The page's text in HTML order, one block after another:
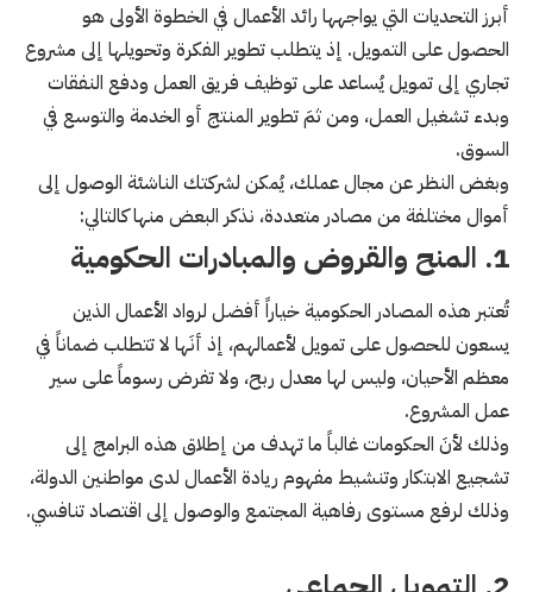
أبرز التحديات التي يواجهها رائد الأعمال في الخطوة الأولى هو
الحصول على التمويل. إذ يتطلب تطوير الفكرة وتحويلها إلى مشروع
تجاري إلى تمويل يُساعد على توظيف فريق العمل ودفع النفقات
وبدء تشغيل العمل، ومن ثمَ تطوير المنتج أو الخدمة والتوسع في
السوق.
وبغض النظر عن مجال عملك، يُمكن لشركتك الناشئة الوصول إلى
أموال مختلفة من مصادر متعددة، نذكر البعض منها كالتالي:
1. المنح والقروض والمبادرات الحكومية
تُعتبر هذه المصادر الحكومية خياراً أفضل لرواد الأعمال الذين
يسعون للحصول على تمويل لأعمالهم، إذ أنَها لا تتطلب ضماناً في
معظم الأحيان، وليس لها معدل ربح، ولا تفرض رسوماً على سير
عمل المشروع.
وذلك لأنَ الحكومات غالباً ما تهدف من إطلاق هذه البرامج إلى
تشجيع الابتكار وتنشيط مفهوم ريادة الأعمال لدى مواطنين الدولة،
وذلك لرفع مستوى رفاهية المجتمع والوصول إلى اقتصاد تنافسي.